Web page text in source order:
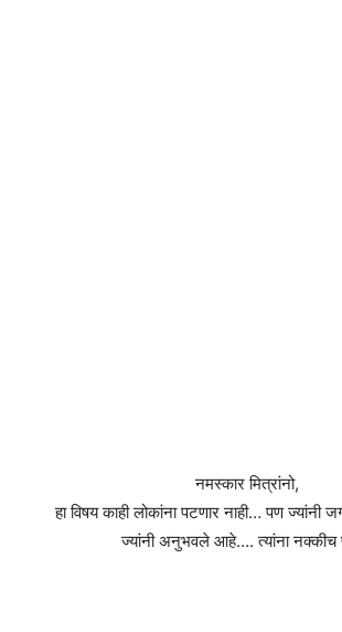
नमस्कार मित्रांनो,
हा विषय काही लोकांना पटणार नाही… पण
ज्यांनी अनुभवले आहे…. त्यांना